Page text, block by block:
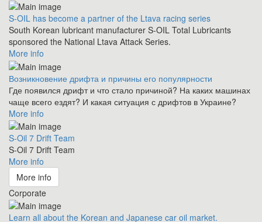
S-OIL has become a partner of the Ltava racing series
South Korean lubricant manufacturer S-OIL Total Lubricants
sponsored the National Ltava Attack Series.
More info
Возникновение дрифта и причины его популярности
Где появился дрифт и что стало причиной? На каких машинах
чаще всего ездят? И какая ситуация с дрифтов в Украине?
More info
S-Oil 7 Drift Team
S-Oil 7 Drift Team
More info
More info
Corporate
Learn all about the Korean and Japanese car oil market.